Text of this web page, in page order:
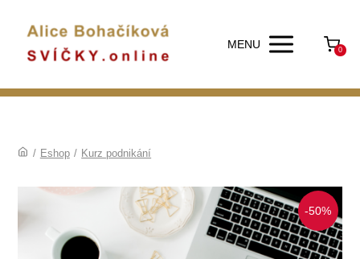
MENU 0
/ Eshop / Kurz podnikání
-50%